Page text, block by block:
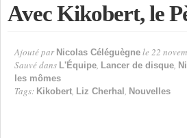
Avec Kikobert, le
Ajouté par Nicolas Céléguègne le 22
Sauvé dans L'Équipe, Lancer de disque,
les mômes
Tags: Kikobert, Liz Cherhal , Nouvelles